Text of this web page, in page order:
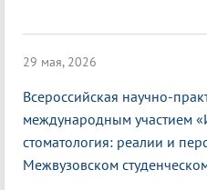
29 мая, 2026
Всероссийская научно-
международным участием
стоматология: реалии и
Межвузовском